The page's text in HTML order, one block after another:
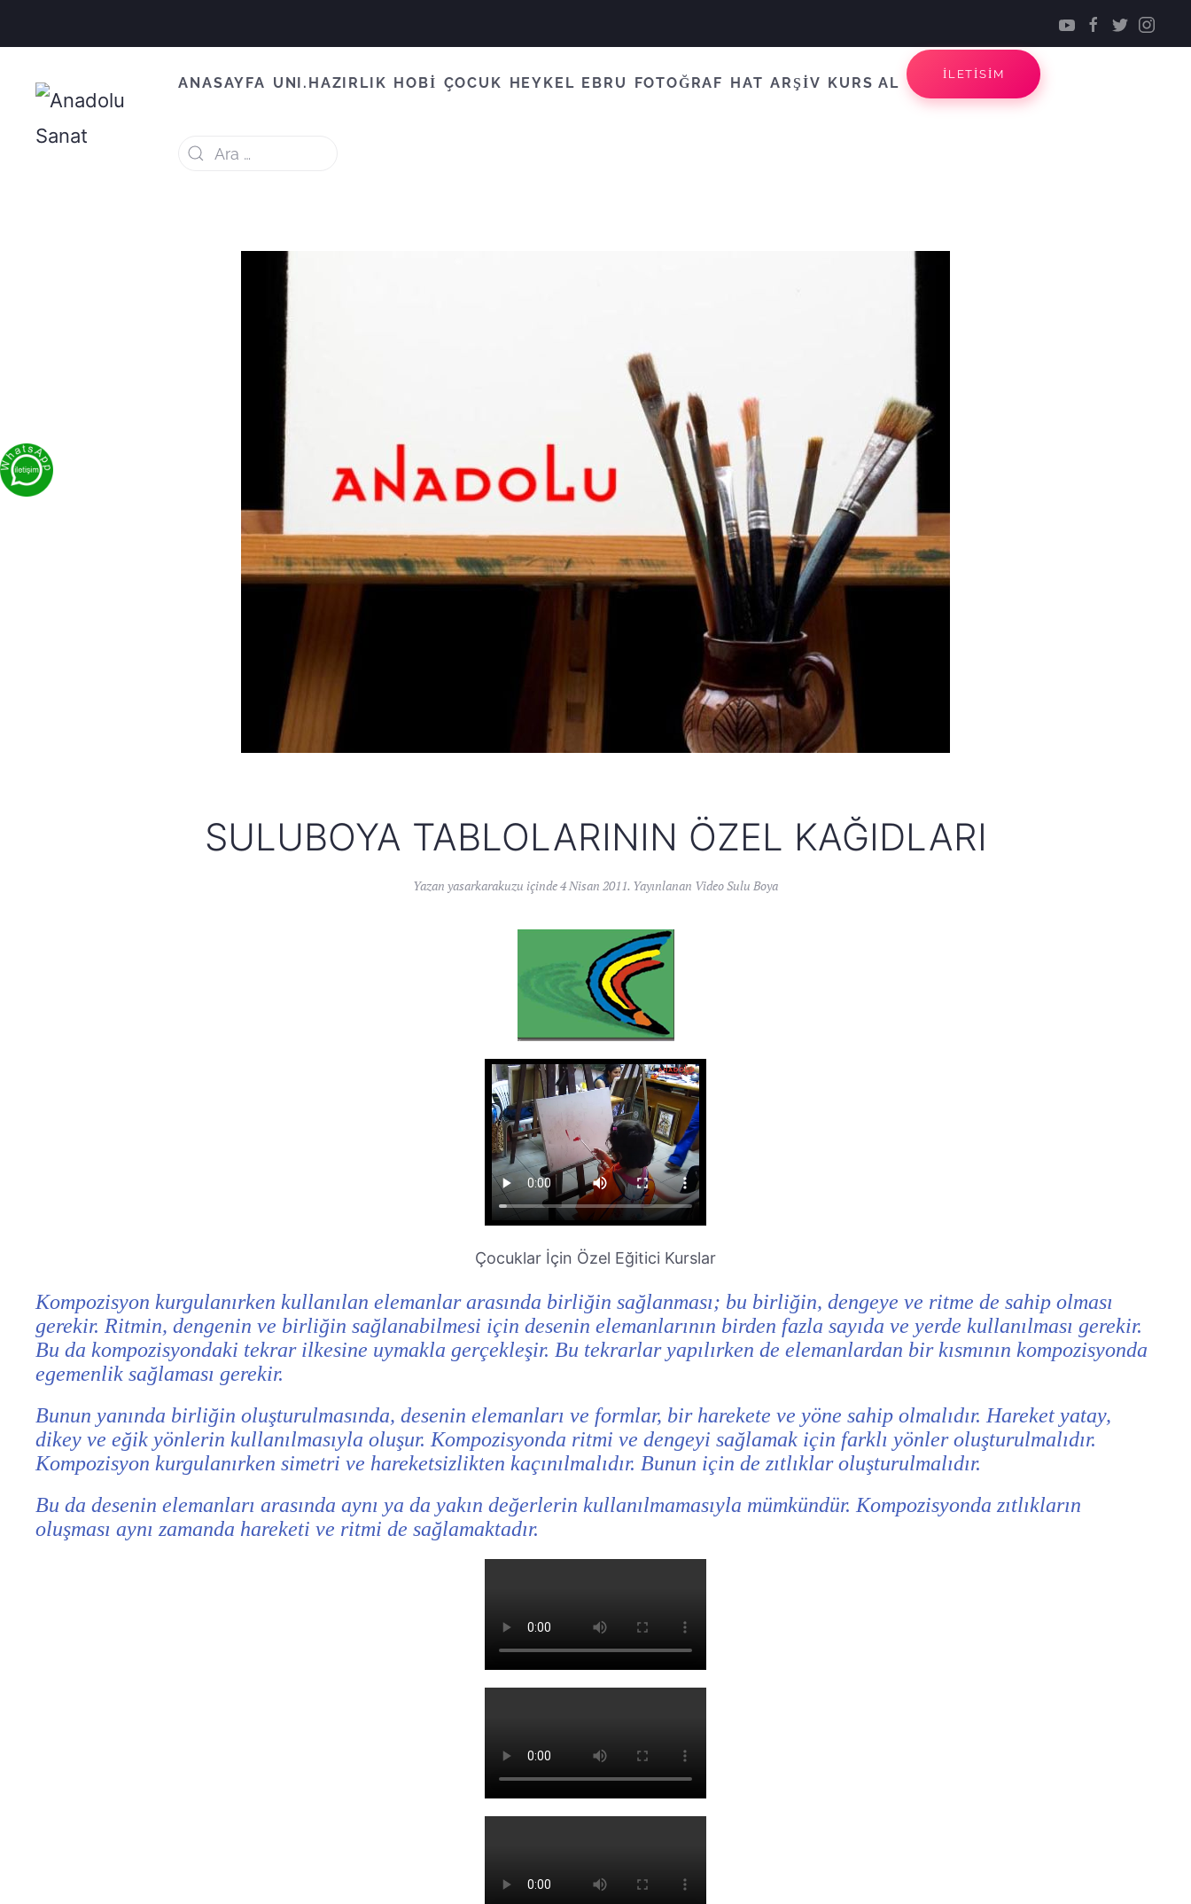
ANASAYFA UNI.HAZIRLIK HOBİ ÇOCUK HEYKEL EBRU FOTOĞRAF HAT ARŞİV KURS AL
İLETİSİM
SULUBOYA TABLOLARININ ÖZEL KAĞIDLARI
Yazan yasarkarakuzu içinde4 Nisan 2011. Yayınlanan Video Sulu Boya
Çocuklar İçin Özel Eğitici Kurslar
Kompozisyon kurgulanırken kullanılan elemanlar arasında birliğin sağlanması; bu birliğin, dengeye ve ritme de sahip olması
gerekir. Ritmin, dengenin ve birliğin sağlanabilmesi için desenin elemanlarının birden fazla sayıda ve yerde kullanılması gerekir.
Bu da kompozisyondaki tekrar ilkesine uymakla gerçekleşir. Bu tekrarlar yapılırken de elemanlardan bir kısmının kompozisyonda
egemenlik sağlaması gerekir.
Bunun yanında birliğin oluşturulmasında, desenin elemanları ve formlar, bir harekete ve yöne sahip olmalıdır. Hareket yatay,
dikey ve eğik yönlerin kullanılmasıyla oluşur. Kompozisyonda ritmi ve dengeyi sağlamak için farklı yönler oluşturulmalıdır.
Kompozisyon kurgulanırken simetri ve hareketsizlikten kaçınılmalıdır. Bunun için de zıtlıklar oluşturulmalıdır.
Bu da desenin elemanları arasında aynı ya da yakın değerlerin kullanılmamasıyla mümkündür. Kompozisyonda zıtlıkların
oluşması aynı zamanda hareketi ve ritmi de sağlamaktadır.